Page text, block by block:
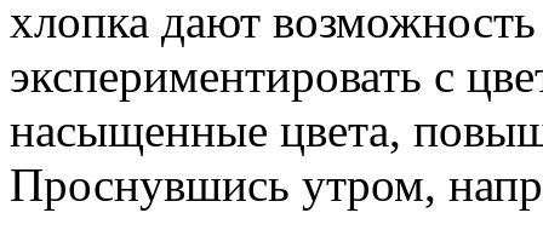
хлопка дают
экспериментировать с
насыщенные цвета,
Проснувшись утром,